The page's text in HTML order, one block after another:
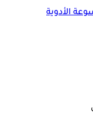
الأدوية